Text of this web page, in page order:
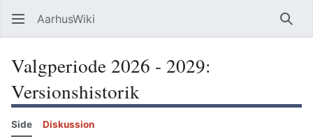
AarhusWiki Søg
Valgperiode 2026 - 2029:
Versionshistorik
Side Diskussion